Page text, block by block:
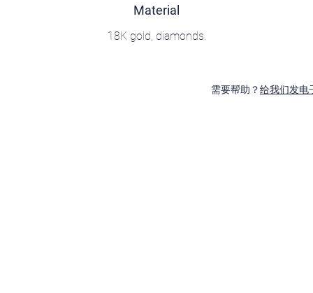
Material
18K gold, diamonds.
需要帮助？给我们发电